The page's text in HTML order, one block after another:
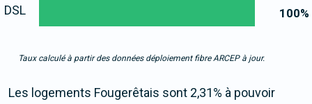
100%
DSL
Taux calculé à partir des données déploiement fibre ARCEP à jour.
Les logements Fougerêtais sont 2,31% à pouvoir